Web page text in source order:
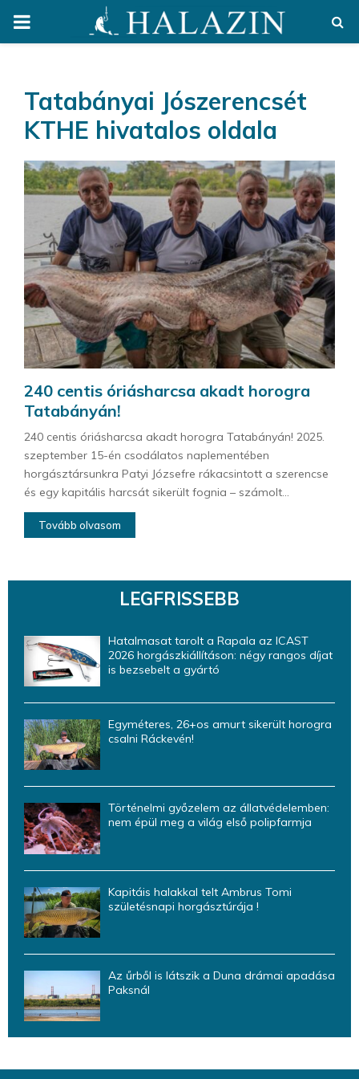
PRIMARY
Tatabányai Jószerencsét
KTHE hivatalos oldala
240 centis óriásharcsa akadt horogra
Tatabányán!
240 centis óriásharcsa akadt horogra Tatabányán! 2025.
szeptember 15-én csodálatos naplementében
horgásztársunkra Patyi Józsefre rákacsintott a szerencse
és egy kapitális harcsát sikerült fognia – számolt...
Tovább olvasom
LEGFRISSEBB
Hatalmasat tarolt a Rapala az ICAST
2026 horgászkiállításon: négy rangos díjat
is bezsebelt a gyártó
Egyméteres, 26+os amurt sikerült horogra
csalni Ráckevén!
Történelmi győzelem az állatvédelemben:
nem épül meg a világ első polipfarmja
Kapitáis halakkal telt Ambrus Tomi
születésnapi horgásztúrája !
Az űrből is látszik a Duna drámai apadása
Paksnál